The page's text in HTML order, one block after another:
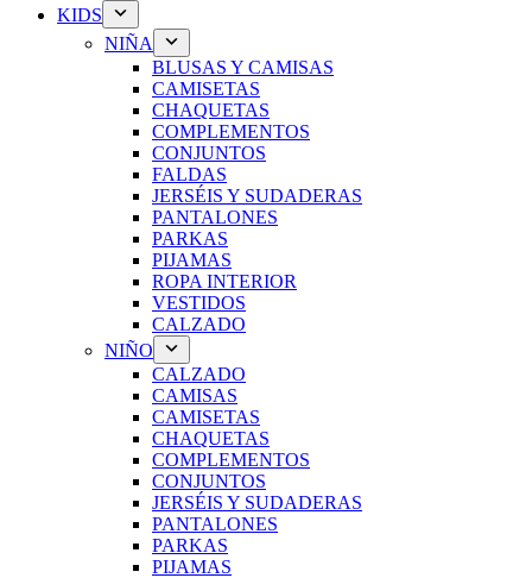
KIDS
NIÑA
BLUSAS Y CAMISAS
CAMISETAS
CHAQUETAS
COMPLEMENTOS
CONJUNTOS
FALDAS
JERSÉIS Y SUDADERAS
PANTALONES
PARKAS
PIJAMAS
ROPA INTERIOR
VESTIDOS
CALZADO
NIÑO
CALZADO
CAMISAS
CAMISETAS
CHAQUETAS
COMPLEMENTOS
CONJUNTOS
JERSÉIS Y SUDADERAS
PANTALONES
PARKAS
PIJAMAS